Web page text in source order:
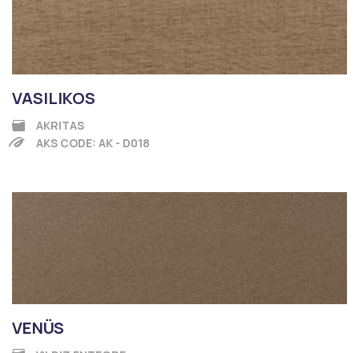
VASILIKOS
AKRITAS
AKS CODE: AK - D018
VENÜS